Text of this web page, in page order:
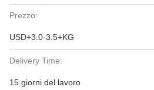
Prezzo:
USD+3.0-3.5+KG
Delivery Time:
15 giorni del lavoro